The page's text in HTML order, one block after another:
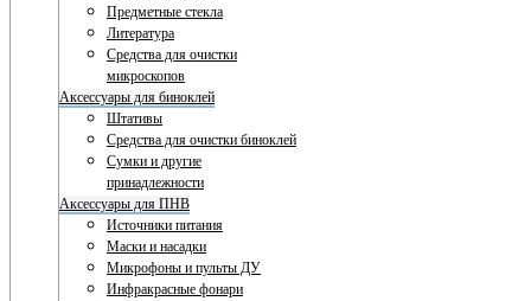
Предметные стекла
Литература
Средства для очистки
микроскопов
Аксессуары для биноклей
Штативы
Средства для очистки биноклей
Сумки и другие
принадлежности
Аксессуары для ПНВ
Источники питания
Маски и насадки
Микрофоны и пульты ДУ
Инфракрасные фонари